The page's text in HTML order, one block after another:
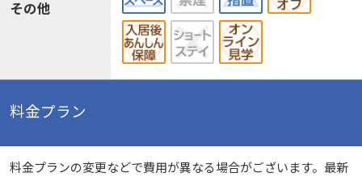
その他
料金プラン
料金プランの変更などで費用が異なる場合がございます。最新